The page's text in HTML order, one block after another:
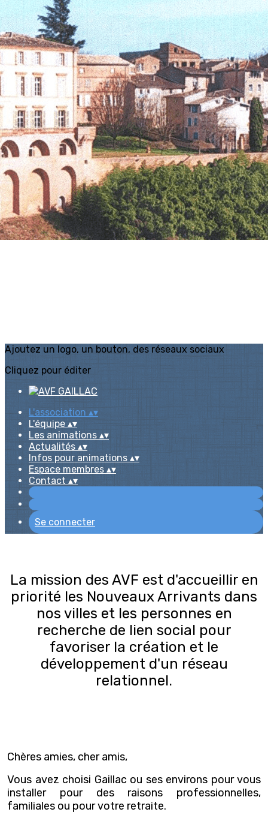
Exporter les lignes sélectionnées
Exporter toutes les colonnes
Exporter uniquement les colonnes affichées
Menu
Images de la page d'accueil
Cliquez pour éditer
Ajoutez un logo, un bouton, des réseaux sociaux
Cliquez pour éditer
L'association ▴▾
L'équipe ▴▾
Les animations ▴▾
Actualités ▴▾
Infos pour animations ▴▾
Espace membres ▴▾
Contact ▴▾
Se connecter
La mission des AVF est d'accueillir en
priorité les Nouveaux Arrivants dans
nos villes et les personnes en
recherche de lien social pour
favoriser la création et le
développement d'un réseau
relationnel.
Chères amies, cher amis,
Vous avez choisi Gaillac ou ses environs pour vous
installer pour des raisons professionnelles,
familiales ou pour votre retraite.